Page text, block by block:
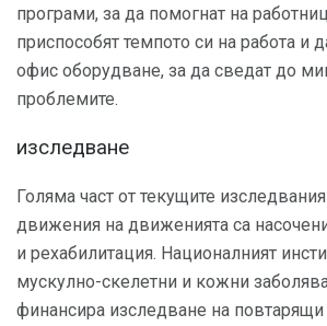
програми, за да помогнат на
приспособят темпото си на работа и
офис оборудване, за да сведат до
проблемите.
изследване
Голяма част от текущите
движения на движенията са
и рехабилитация. Националният
мускулно-скелетни и кожни
финансира изследване на